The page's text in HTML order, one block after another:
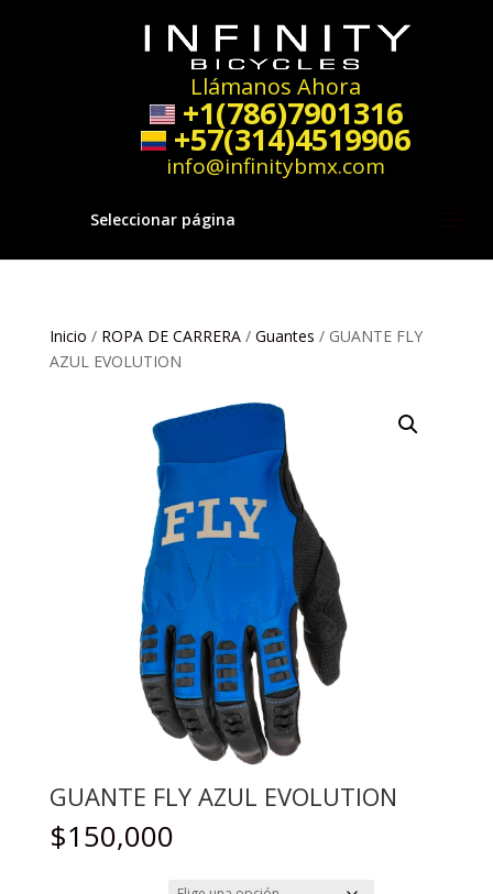
Llámanos Ahora
+1(786)7901316
+57(314)4519906
info@infinitybmx.com
Seleccionar página
Inicio / ROPA DE CARRERA/ Guantes / GUANTE FLY
AZUL EVOLUTION
GUANTE FLY AZUL EVOLUTION
$150,000